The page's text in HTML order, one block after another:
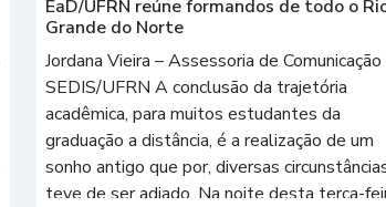
EaD/UFRN reúne formandos de todo o
Grande do Norte
Jordana Vieira – Assessoria de Comunicação
SEDIS/UFRN A conclusão da trajetória
acadêmica, para muitos estudantes da
graduação a distância, é a realização de um
sonho antigo que por, diversas
teve de ser adiado. Na noite desta terça-